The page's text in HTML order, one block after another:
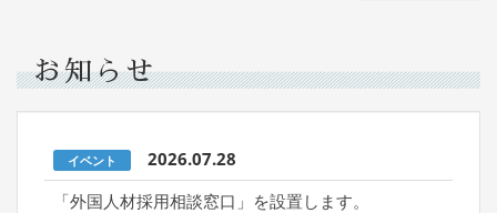
お知らせ
イベント
2026.07.28
「外国人材採用相談窓口」を設置します。